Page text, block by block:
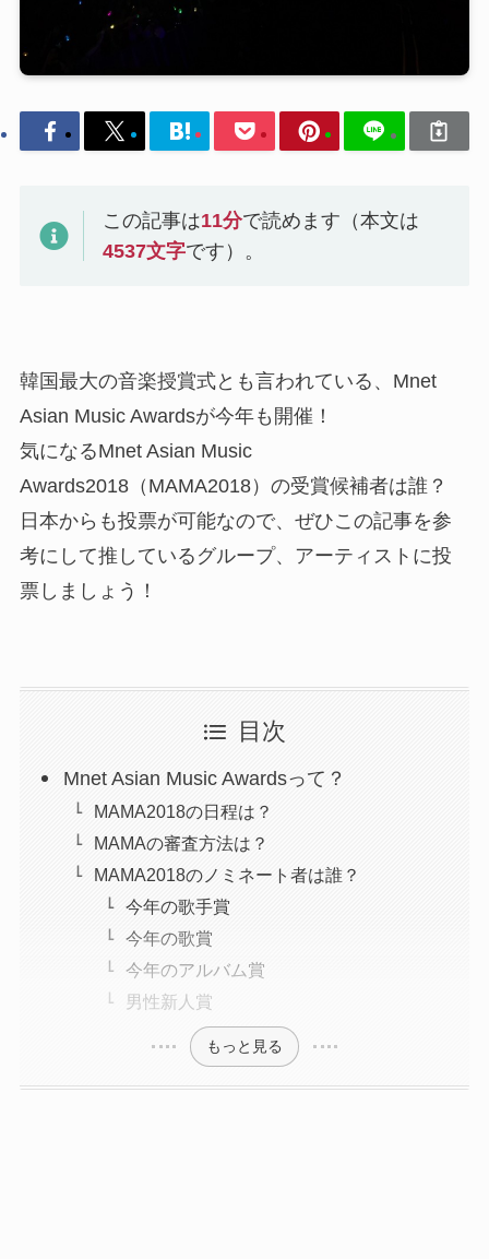
この記事は11分で読めます（本文は
4537文字です）。
韓国最大の音楽授賞式とも言われている、Mnet
Asian Music Awardsが今年も開催！
気になるMnet Asian Music
Awards2018（MAMA2018）の受賞候補者は誰？
日本からも投票が可能なので、ぜひこの記事を参
考にして推しているグループ、アーティストに投
票しましょう！
目次
Mnet Asian Music Awardsって？
MAMA2018の日程は？
MAMAの審査方法は？
MAMA2018のノミネート者は誰？
今年の歌手賞
今年の歌賞
今年のアルバム賞
男性新人賞
もっと見る